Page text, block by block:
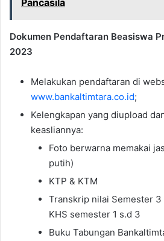
Pancasila
Dokumen Pendaftaran Beasiswa
2023
Melakukan pendaftaran di
www.bankaltimtara.co.id;
Kelengkapan yang diupload
keasliannya:
Foto berwarna memakai
putih)
KTP & KTM
Transkrip nilai Semester
KHS semester 1 s.d 3
Buku Tabungan